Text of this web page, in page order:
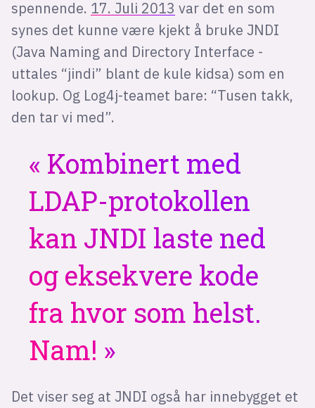
spennende. 17. Juli 2013 var det en som
synes det kunne være kjekt å bruke JNDI
(Java Naming and Directory Interface -
uttales “jindi” blant de kule kidsa) som en
lookup. Og Log4j-teamet bare: “Tusen takk,
den tar vi med”.
Kombinert med
LDAP-protokollen
kan JNDI laste ned
og eksekvere kode
fra hvor som helst.
Nam!
Det viser seg at JNDI også har innebygget et